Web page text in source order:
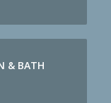
& BATH